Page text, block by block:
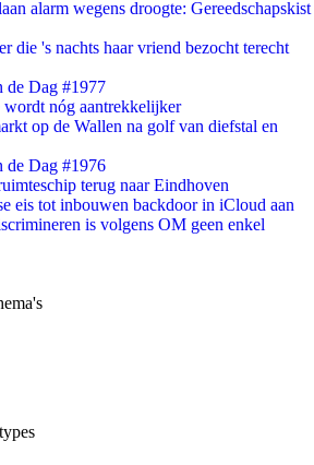
alarm wegens droogte: Gereedschapskist
die 's nachts haar vriend bezocht terecht
de Dag #1977
nóg aantrekkelijker
op de Wallen na golf van diefstal en
de Dag #1976
terug naar Eindhoven
eis tot inbouwen backdoor in iCloud aan
is volgens OM geen enkel